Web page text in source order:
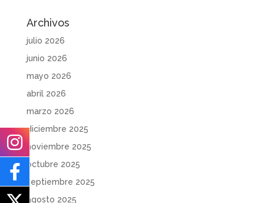
Archivos
julio 2026
junio 2026
mayo 2026
abril 2026
marzo 2026
diciembre 2025
noviembre 2025
octubre 2025
septiembre 2025
agosto 2025